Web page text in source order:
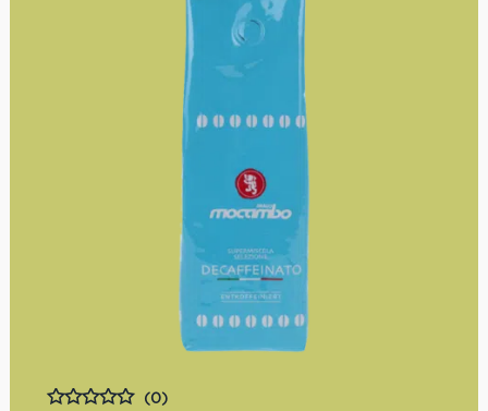
(0)